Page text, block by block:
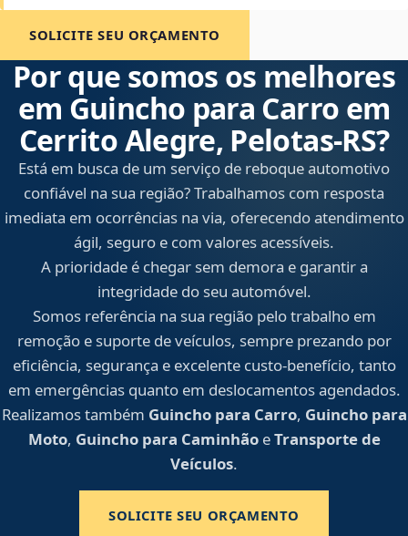
SOLICITE SEU ORÇAMENTO
Por que somos os melhores
em Guincho para Carro em
Cerrito Alegre, Pelotas‑RS?
Está em busca de um serviço de reboque automotivo
confiável na sua região? Trabalhamos com resposta
imediata em ocorrências na via, oferecendo atendimento
ágil, seguro e com valores acessíveis.
A prioridade é chegar sem demora e garantir a
integridade do seu automóvel.
Somos referência na sua região pelo trabalho em
remoção e suporte de veículos, sempre prezando por
eficiência, segurança e excelente custo-benefício, tanto
em emergências quanto em deslocamentos agendados.
Realizamos também Guincho para Carro, Guincho para
Moto, Guincho para CaminhãoeTransporte de
Veículos.
SOLICITE SEU ORÇAMENTO